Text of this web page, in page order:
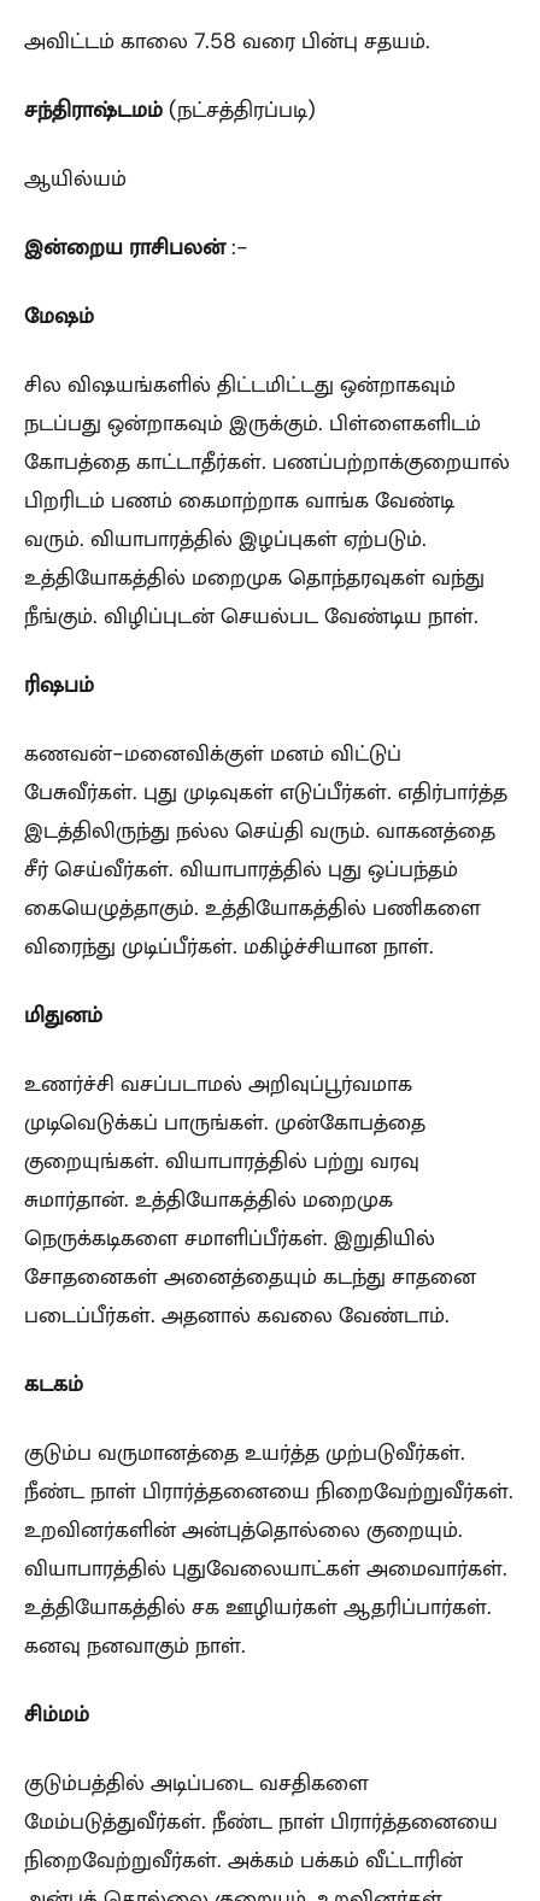
அவிட்டம் காலை 7.58 வரை பின்பு சதயம்.
சந்திராஷ்டமம் (நட்சத்திரப்படி)
ஆயில்யம்
இன்றைய ராசிபலன்:-
மேஷம்
சில விஷயங்களில் திட்டமிட்டது ஒன்றாகவும்
நடப்பது ஒன்றாகவும் இருக்கும். பிள்ளைகளிடம்
கோபத்தை காட்டாதீர்கள். பணப்பற்றாக்குறையால்
பிறரிடம் பணம் கைமாற்றாக வாங்க வேண்டி
வரும். வியாபாரத்தில் இழப்புகள் ஏற்படும்.
உத்தியோகத்தில் மறைமுக தொந்தரவுகள் வந்து
நீங்கும். விழிப்புடன் செயல்பட வேண்டிய நாள்.
ரிஷபம்
கணவன்-மனைவிக்குள் மனம் விட்டுப்
பேசுவீர்கள். புது முடிவுகள் எடுப்பீர்கள். எதிர்பார்த்த
இடத்திலிருந்து நல்ல செய்தி வரும். வாகனத்தை
சீர் செய்வீர்கள். வியாபாரத்தில் புது ஒப்பந்தம்
கையெழுத்தாகும். உத்தியோகத்தில் பணிகளை
விரைந்து முடிப்பீர்கள். மகிழ்ச்சியான நாள்.
மிதுனம்
உணர்ச்சி வசப்படாமல் அறிவுப்பூர்வமாக
முடிவெடுக்கப் பாருங்கள். முன்கோபத்தை
குறையுங்கள். வியாபாரத்தில் பற்று வரவு
சுமார்தான். உத்தியோகத்தில் மறைமுக
நெருக்கடிகளை சமாளிப்பீர்கள். இறுதியில்
சோதனைகள் அனைத்தையும் கடந்து சாதனை
படைப்பீர்கள். அதனால் கவலை வேண்டாம்.
கடகம்
குடும்ப வருமானத்தை உயர்த்த முற்படுவீர்கள்.
நீண்ட நாள் பிரார்த்தனையை நிறைவேற்றுவீர்கள்.
உறவினர்களின் அன்புத்தொல்லை குறையும்.
வியாபாரத்தில் புதுவேலையாட்கள் அமைவார்கள்.
உத்தியோகத்தில் சக ஊழியர்கள் ஆதரிப்பார்கள்.
கனவு நனவாகும் நாள்.
சிம்மம்
குடும்பத்தில் அடிப்படை வசதிகளை
மேம்படுத்துவீர்கள். நீண்ட நாள் பிரார்த்தனையை
நிறைவேற்றுவீர்கள். அக்கம் பக்கம் வீட்டாரின்